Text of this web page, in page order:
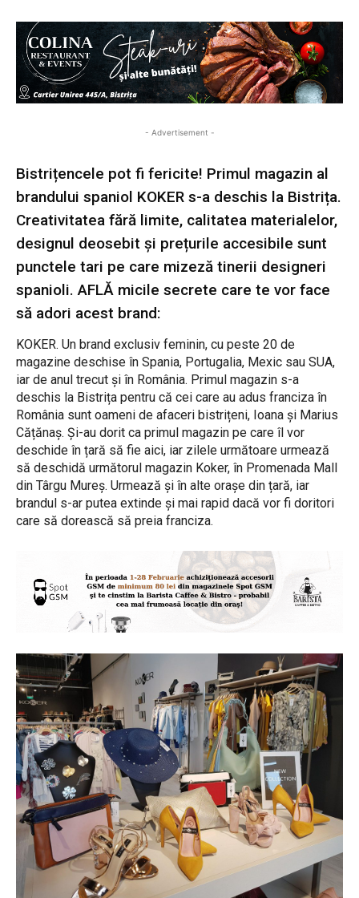
- Advertisement -
Bistrițencele pot fi fericite! Primul magazin al
brandului spaniol KOKER s-a deschis la Bistrița.
Creativitatea fără limite, calitatea materialelor,
designul deosebit și prețurile accesibile sunt
punctele tari pe care mizeză tinerii designeri
spanioli. AFLĂ micile secrete care te vor face
să adori acest brand:
KOKER. Un brand exclusiv feminin, cu peste 20 de
magazine deschise în Spania, Portugalia, Mexic sau SUA,
iar de anul trecut și în România. Primul magazin s-a
deschis la Bistrița pentru că cei care au adus franciza în
România sunt oameni de afaceri bistrițeni, Ioana și Marius
Cățănaș. Și-au dorit ca primul magazin pe care îl vor
deschide în țară să fie aici, iar zilele următoare urmează
să deschidă următorul magazin Koker, în Promenada Mall
din Târgu Mureș. Urmează și în alte orașe din țară, iar
brandul s-ar putea extinde și mai rapid dacă vor fi doritori
care să dorească să preia franciza.